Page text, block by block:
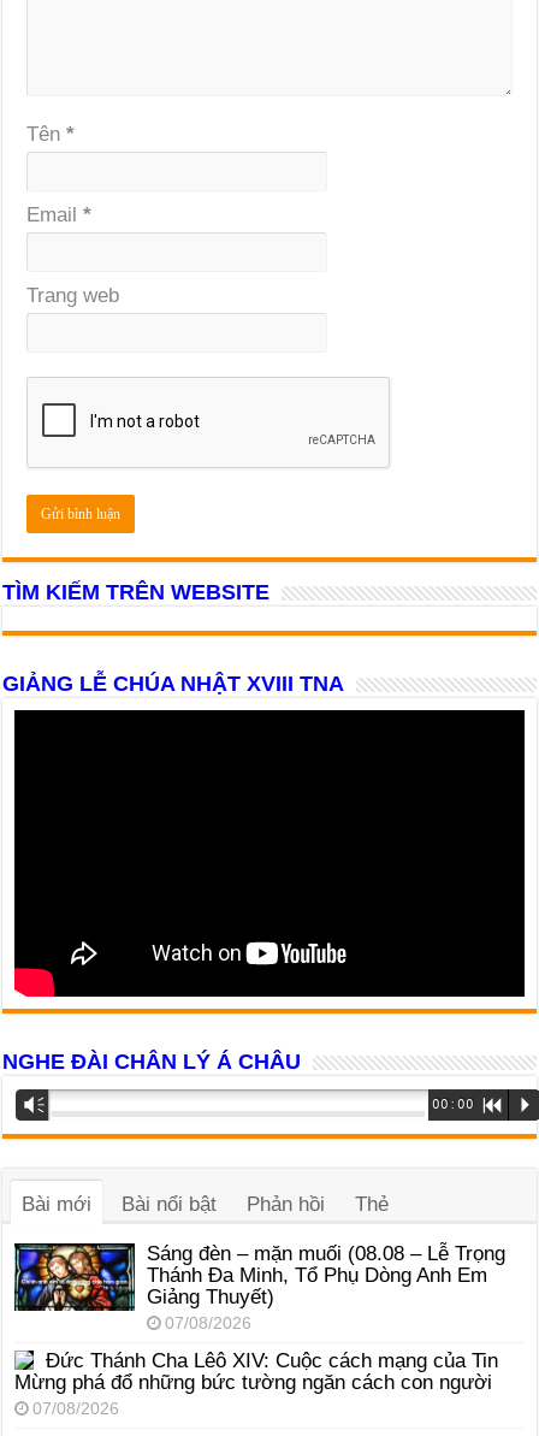
Tên*
Email*
Trang web
TÌM KIẾM TRÊN WEBSITE
GIẢNG LỄ CHÚA NHẬT XVIII TNA
NGHE ĐÀI CHÂN LÝ Á CHÂU
Trình
phát
âm
Vm 00:00 R P
Bài mới Bài nổi bật Phản hồi Thẻ
Sáng đèn – mặn muối (08.08 – Lễ Trọng
Thánh Đa Minh, Tổ Phụ Dòng Anh Em
Giảng Thuyết)
07/08/2026
Đức Thánh Cha Lêô XIV: Cuộc cách mạng của Tin
Mừng phá đổ những bức tường ngăn cách con người
07/08/2026